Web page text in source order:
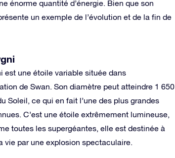
énorme quantité d’énergie. Bien que son
un exemple de l’évolution et de la fin de
est une étoile variable située dans
de Swan. Son diamètre peut atteindre 1 650
Soleil, ce qui en fait l’une des plus grandes
C’est une étoile extrêmement lumineuse,
toutes les supergéantes, elle est destinée à
vie par une explosion spectaculaire.